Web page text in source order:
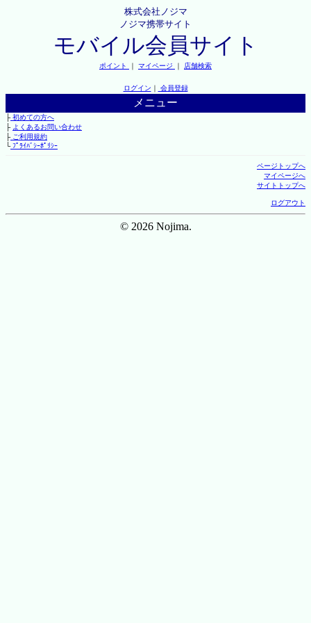
株式会社ノジマ
ノジマ携帯サイト
モバイル会員サイト
ポイント ｜ マイページ ｜ 店舗検索
ログイン ｜ 会員登録
メニュー
├初めての方へ
├ よくあるお問い合わせ
├ご利用規約
└ﾌﾟﾗｲﾊﾞｼｰﾎﾟﾘｼｰ
ページトップへ
マイページへ
サイトトップへ
ログアウト
© 2026 Nojima.